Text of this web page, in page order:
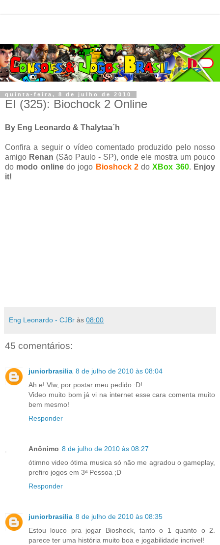
quinta-feira, 8 de julho de 2010
EI (325): Biochock 2 Online
By Eng Leonardo & Thalytaa´h
Confira a seguir o vídeo comentado produzido pelo nosso
amigo Renan (São Paulo - SP), onde ele mostra um pouco
do modo onlinedo jogo Bioshock 2doXBox 360. Enjoy
it!
Eng Leonardo - CJBr às 08:00
45 comentários:
juniorbrasilia 8 de julho de 2010 às 08:04
Ah e! Vlw, por postar meu pedido :D!
Video muito bom já vi na internet esse cara comenta muito
bem mesmo!
Responder
Anônimo 8 de julho de 2010 às 08:27
ótimno video ótima musica só não me agradou o gameplay,
prefiro jogos em 3ª Pessoa ;D
Responder
juniorbrasilia 8 de julho de 2010 às 08:35
Estou louco pra jogar Bioshock, tanto o 1 quanto o 2.
parece ter uma história muito boa e jogabilidade incrivel!